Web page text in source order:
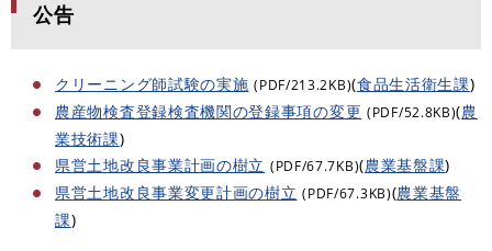
公告
クリーニング師試験の実施 (PDF/213.2KB)(食品生活衛生課)
農産物検査登録検査機関の登録事項の変更 (PDF/52.8KB)(農
業技術課)
県営土地改良事業計画の樹立 (PDF/67.7KB)(農業基盤課)
県営土地改良事業変更計画の樹立 (PDF/67.3KB)(農業基盤
課)